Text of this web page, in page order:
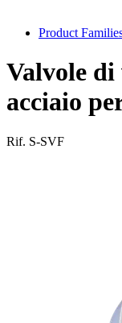
antivib
isolfix
airdiff
supportair
Product
Valvole
acciaio
Rif. S-SVF